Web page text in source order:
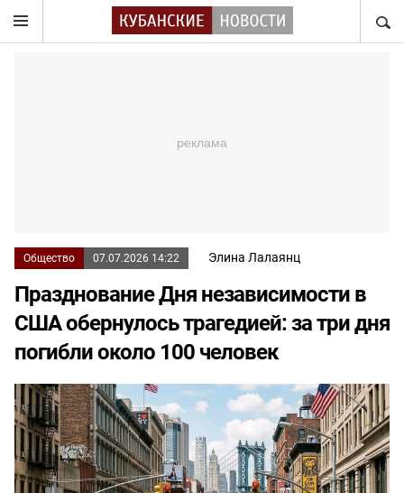
Общество 07.07.2026 14:22 Элина Лалаянц
Празднование Дня независимости в
США обернулось трагедией: за три дня
погибли около 100 человек